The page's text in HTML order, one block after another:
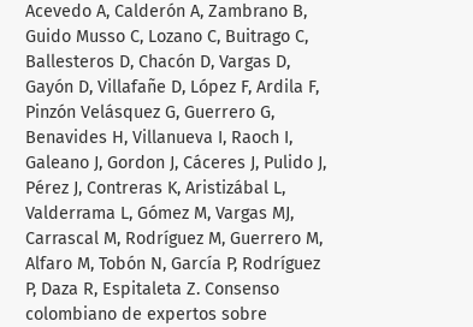
Acevedo A, Calderón A, Zambrano B,
Guido Musso C, Lozano C, Buitrago C,
Ballesteros D, Chacón D, Vargas D,
Gayón D, Villafañe D, López F, Ardila F,
Pinzón Velásquez G, Guerrero G,
Benavides H, Villanueva I, Raoch I,
Galeano J, Gordon J, Cáceres J, Pulido J,
Pérez J, Contreras K, Aristizábal L,
Valderrama L, Gómez M, Vargas MJ,
Carrascal M, Rodríguez M, Guerrero M,
Alfaro M, Tobón N, García P, Rodríguez
P, Daza R, Espitaleta Z. Consenso
colombiano de expertos sobre